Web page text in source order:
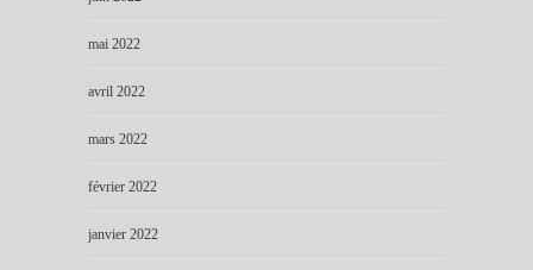
mai 2022
avril 2022
mars 2022
février 2022
janvier 2022